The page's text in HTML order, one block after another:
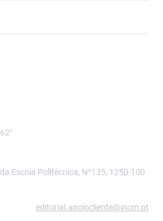
Escola Politécnica, Nº135, 1250-100
editorial.apoiocliente@incm.pt